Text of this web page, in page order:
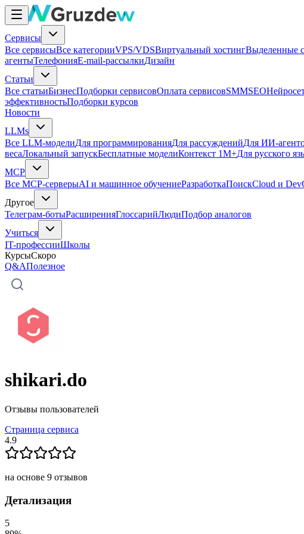
Сервисы
Все сервисыВсе категорииVPS/VDSВиртуальный хостингВыделенные
агентыТелефонияE-mail-рассылкиДизайн
Статьи
Все статьиБизнесПодборки сервисовОплата сервисовSMMSEO
эффективностьПодборки курсов
Новости
LLMs
Все LLM-моделиДля программированияДля рассужденийДля ИИ-
весаЛокальный запускБесплатные моделиКонтекст 1M+Для русского
MCP
Все MCP-серверыAI и машинное обучениеРазработкаПоискCloud и
Другое
Телеграм-ботыРасширенияГлоссарийЛюдиПодбор аналогов
Учиться
IT-профессииШколы
КурсыСкоро
Q&AПолезное
shikari.do
Отзывы пользователей
Страница сервиса
4.9
на основе 9 отзывов
Детализация
5